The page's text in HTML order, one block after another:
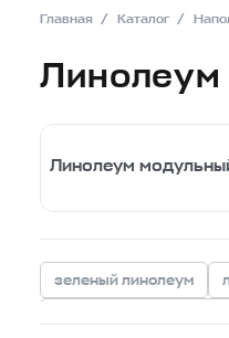
Главная Каталог
Линолеум
Линолеум
зеленый линолеум